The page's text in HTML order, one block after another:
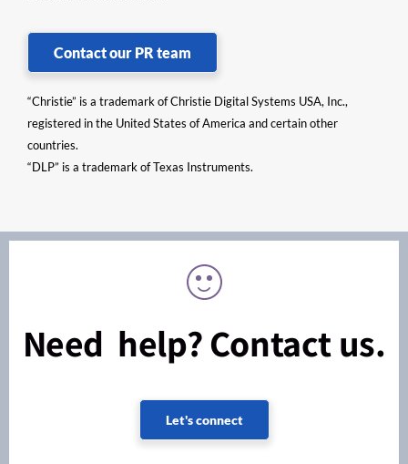
Contact our PR team
“Christie” is a trademark of Christie Digital Systems USA, Inc.,
registered in the United States of America and certain other
countries.
“DLP” is a trademark of Texas Instruments.
Need help? Contact us.
Let's connect